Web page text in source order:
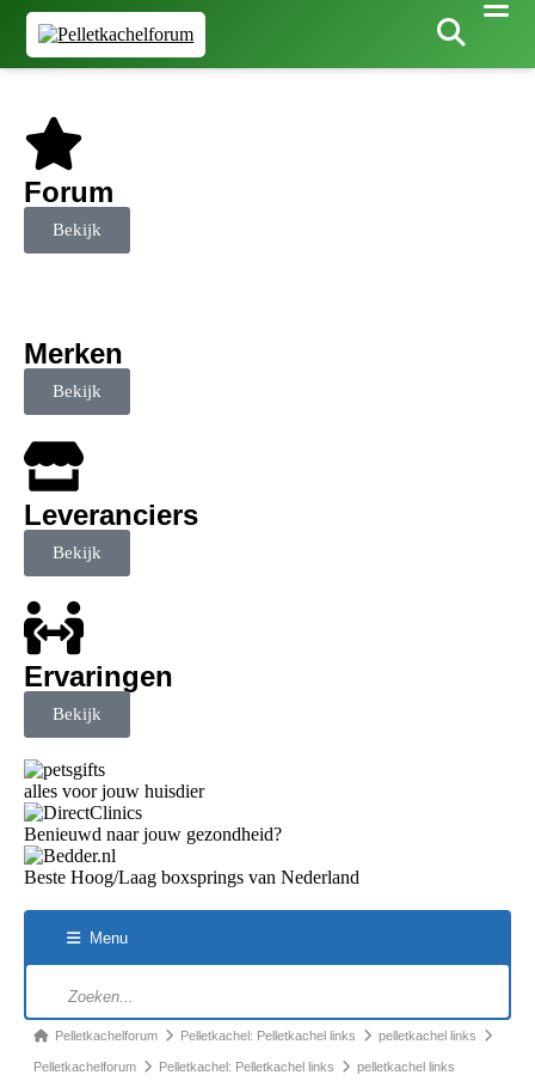
Forum
Bekijk
Merken
Bekijk
Leveranciers
Bekijk
Ervaringen
Bekijk
alles voor jouw huisdier
Benieuwd naar jouw gezondheid?
Beste Hoog/Laag boxsprings van Nederland
Menu
Pelletkachelforum Pelletkachel: Pelletkachel links pelletkachel links
Pelletkachelforum Pelletkachel: Pelletkachel links pelletkachel links